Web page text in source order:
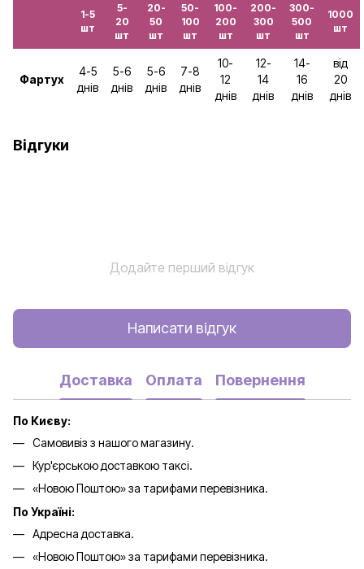
1-5
шт
5-
20
шт
20-
50
шт
50-
100
шт
100-
200
шт
200-
300
шт
300-
500
шт
1000
шт
Фартух
4-5
днів
5-6
днів
5-6
днів
7-8
днів
10-
12
днів
12-
14
днів
14-
16
днів
від
20
днів
Відгуки
Додайте перший відгук
Написати відгук
Доставка Оплата Повернення
По Києву:
Самовивіз з нашого магазину.
Кур'єрською доставкою таксі.
«Новою Поштою» за тарифами перевізника.
По Україні:
Адресна доставка.
«Новою Поштою» за тарифами перевізника.